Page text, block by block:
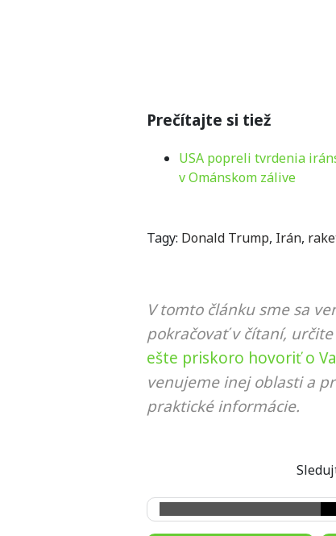
Prečítajte si tiež
USA popreli tvrdenia
v Ománskom zálive
Tagy: Donald Trump, Irán,
V tomto článku sme sa
pokračovať v čítaní,
ešte priskoro hovoriť o
venujeme inej oblasti a
praktické informácie.